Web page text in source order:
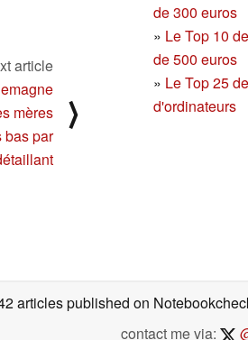
de 300 euros
» Le Top 10
de 500 euros
» Le Top 25
d'ordinateurs
31/2024
article
mères
bas par
⟩
articles published on
contact me via: